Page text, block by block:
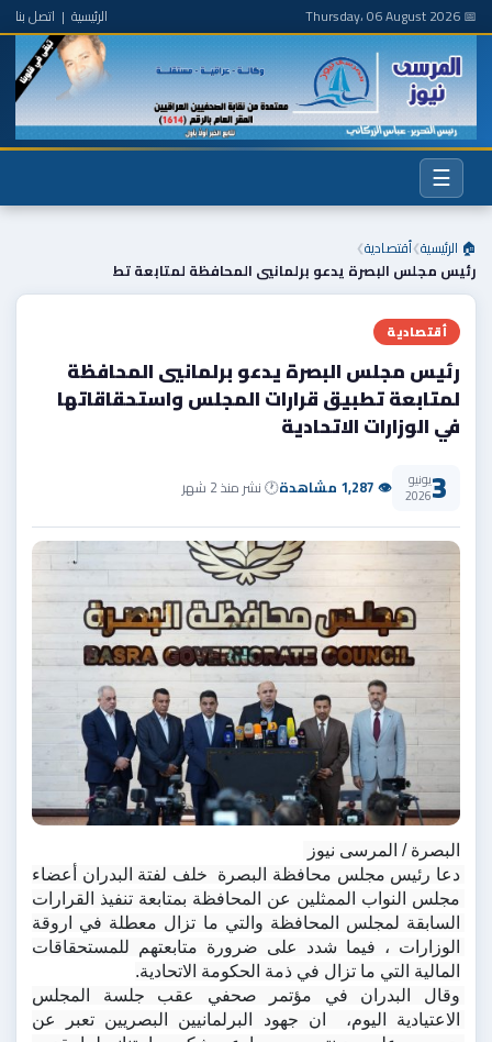
📅 Thursday، 06 August 2026 الرئيسية | اتصل بنا
☰
🏠 الرئيسية❯أقتصادية❯
رئيس مجلس البصرة يدعو برلمانيي المحافظة لمتابعة تط
أقتصادية
رئيس مجلس البصرة يدعو برلمانيي المحافظة
لمتابعة تطبيق قرارات المجلس واستحقاقاتها
في الوزارات الاتحادية
3يونيو
2026 👁 1,287 مشاهدة 🕐 نشر منذ 2 شهر
البصرة / المرسى نيوز
المالية التي ما تزال في ذمة الحكومة الاتحادية.